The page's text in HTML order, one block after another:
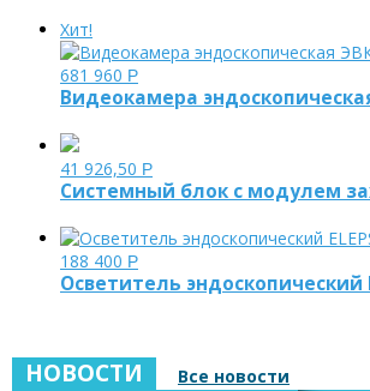
Хит!
681 960 Р
Видеокамера
41 926,50 Р
Системный блок с модулем
188 400 Р
Осветитель эндоскопический
НОВОСТИ Все новости